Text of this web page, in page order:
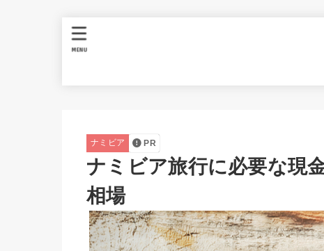
MENU
ナミビア PR
ナミビア旅行に必要な現
相場